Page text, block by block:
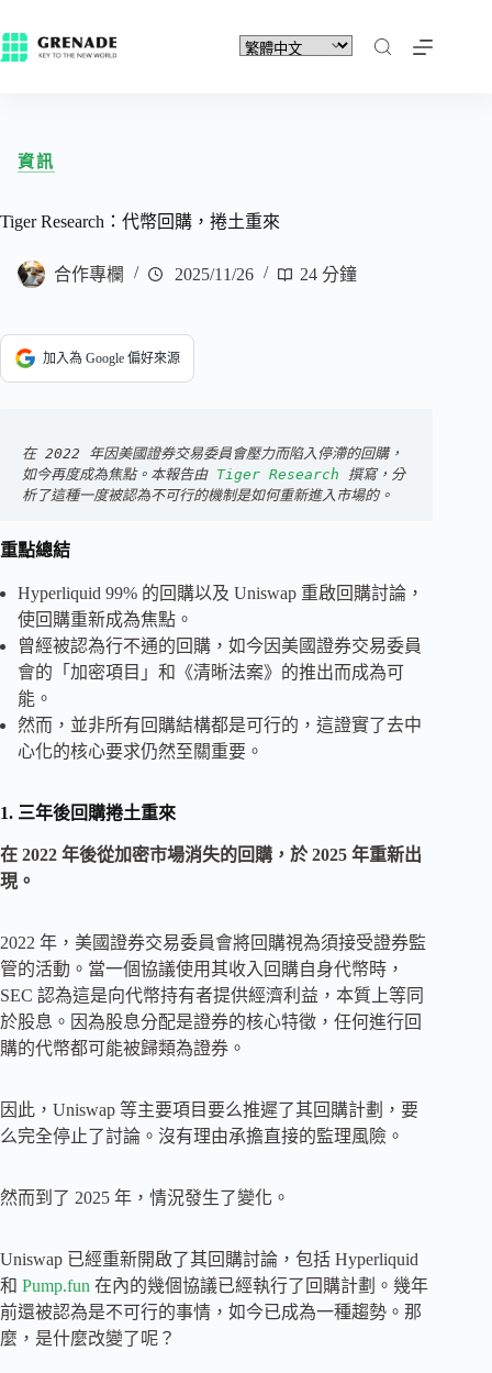
資訊
Tiger Research：代幣回購，捲土重來
合作專欄 2025/11/26 24 分鐘
加入為 Google 偏好來源
在 2022 年因美國證券交易委員會壓力而陷入停滯的回購，
如今再度成為焦點。本報告由 Tiger Research 撰寫，分
析了這種一度被認為不可行的機制是如何重新進入市場的。
重點總結
Hyperliquid 99% 的回購以及 Uniswap 重啟回購討論，
使回購重新成為焦點。
曾經被認為行不通的回購，如今因美國證券交易委員
會的「加密項目」和《清晰法案》的推出而成為可
能。
然而，並非所有回購結構都是可行的，這證實了去中
心化的核心要求仍然至關重要。
1. 三年後回購捲土重來
在 2022 年後從加密市場消失的回購，於 2025 年重新出
現。
2022 年，美國證券交易委員會將回購視為須接受證券監
管的活動。當一個協議使用其收入回購自身代幣時，
SEC 認為這是向代幣持有者提供經濟利益，本質上等同
於股息。因為股息分配是證券的核心特徵，任何進行回
購的代幣都可能被歸類為證券。
因此，Uniswap 等主要項目要么推遲了其回購計劃，要
么完全停止了討論。沒有理由承​​擔直接的監理風險。
然而到了 2025 年，情況發生了變化。
Uniswap 已經重新開啟了其回購討論，包括 Hyperliquid
和 Pump.fun 在內的幾個協議已經執行了回購計劃。幾年
前還被認為是不可行的事情，如今已成為一種趨勢。那
麼，是什麼改變了呢？